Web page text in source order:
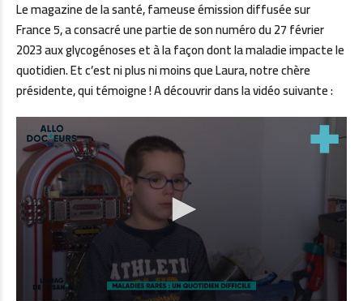
Le magazine de la santé, fameuse émission diffusée sur
France 5, a consacré une partie de son numéro du 27 février
2023 aux glycogénoses et à la façon dont la maladie impacte le
quotidien. Et c’est ni plus ni moins que Laura, notre chère
présidente, qui témoigne ! A découvrir dans la vidéo suivante :